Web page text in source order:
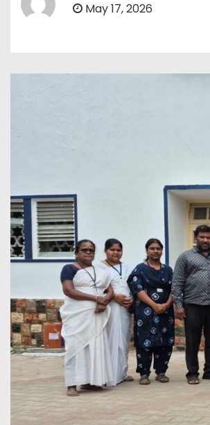
May 17, 2026